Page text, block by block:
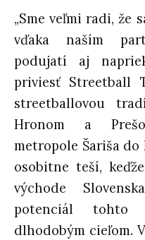
„Sme veľmi radi, že
vďaka naším
podujatí aj
priviesť Streetball
streetballovou
Hronom a
metropole Šariša do
osobitne teší,
východe
potenciál tohto
dlhodobým cieľom.